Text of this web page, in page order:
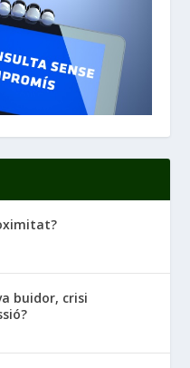
buidor, crisi